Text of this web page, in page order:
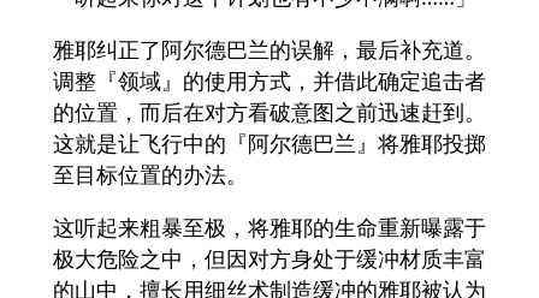
雅耶纠正了阿尔德巴兰的误解，最后补充道。
调整『领域』的使用方式，并借此确定追击者
的位置，而后在对方看破意图之前迅速赶到。
这就是让飞行中的『阿尔德巴兰』将雅耶投掷
至目标位置的办法。
这听起来粗暴至极，将雅耶的生命重新曝露于
极大危险之中，但因对方身处于缓冲材质丰富
的山中，擅长用细丝术制造缓冲的雅耶被认为